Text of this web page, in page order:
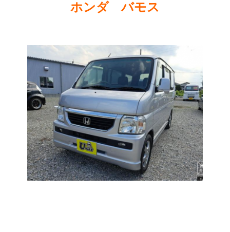
ホンダ バモス